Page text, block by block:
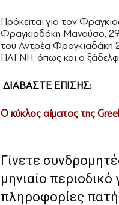
Πρόκειται για τον
Φραγκιαδάκη Μανούσο, 29
του Αντρέα Φραγκιαδάκη
ΠΑΓΝΗ, όπως και ο
ΔΙΑΒΑΣΤΕ ΕΠΙΣΗΣ:
Ο κύκλος αίματος της
Γίνετε
μηνιαίο
πληροφορίες